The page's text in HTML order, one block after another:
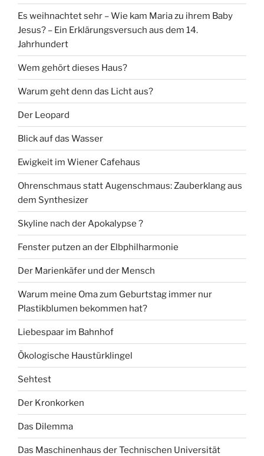
Es weihnachtet sehr – Wie kam Maria zu ihrem Baby
Jesus? – Ein Erklärungsversuch aus dem 14.
Jahrhundert
Wem gehört dieses Haus?
Warum geht denn das Licht aus?
Der Leopard
Blick auf das Wasser
Ewigkeit im Wiener Cafehaus
Ohrenschmaus statt Augenschmaus: Zauberklang aus
dem Synthesizer
Skyline nach der Apokalypse ?
Fenster putzen an der Elbphilharmonie
Der Marienkäfer und der Mensch
Warum meine Oma zum Geburtstag immer nur
Plastikblumen bekommen hat?
Liebespaar im Bahnhof
Ökologische Haustürklingel
Sehtest
Der Kronkorken
Das Dilemma
Das Maschinenhaus der Technischen Universität